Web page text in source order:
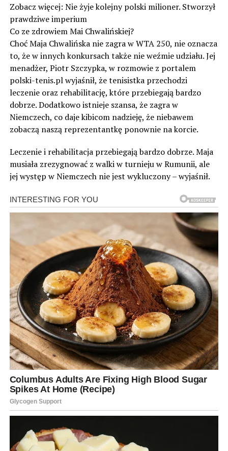
Zobacz więcej: Nie żyje kolejny polski milioner. Stworzył
prawdziwe imperium
Co ze zdrowiem Mai Chwalińskiej?
Choć Maja Chwalińska nie zagra w WTA 250, nie oznacza
to, że w innych konkursach także nie weźmie udziału. Jej
menadżer, Piotr Szczypka, w rozmowie z portalem
polski-tenis.pl wyjaśnił, że tenisistka przechodzi
leczenie oraz rehabilitację, które przebiegają bardzo
dobrze. Dodatkowo istnieje szansa, że zagra w
Niemczech, co daje kibicom nadzieję, że niebawem
zobaczą naszą reprezentantkę ponownie na korcie.
Leczenie i rehabilitacja przebiegają bardzo dobrze. Maja
musiała zrezygnować z walki w turnieju w Rumunii, ale
jej występ w Niemczech nie jest wykluczony – wyjaśnił.